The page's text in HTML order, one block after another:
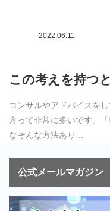
2022.06.11
この考えを持つ
コンサルやアドバイスを
方って非常に多いです。
なそんな方法あり…
公式メールマガジン